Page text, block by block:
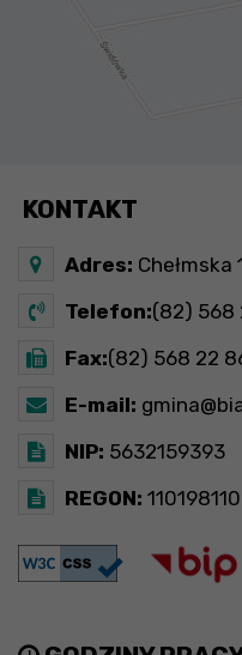
KONTAKT
Adres: Chełmska
Telefon:(82) 568
Fax:(82) 568 22
E-mail:
NIP: 5632159393
REGON: 110198110